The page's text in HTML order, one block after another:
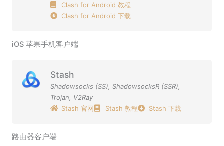
Clash for Android 教程
Clash for Android 下载
iOS 苹果手机客户端
Stash
Shadowsocks (SS), ShadowsocksR (SSR),
Trojan, V2Ray
Stash 官网
Stash 教程 Stash 下载
路由器客户端